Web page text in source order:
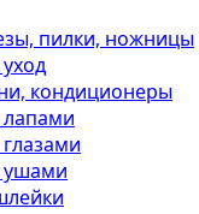
пилки, ножницы
кондиционеры
лапами
ушами